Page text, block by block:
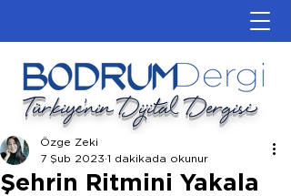
Türkiye'nin Dijital Dergisi
Şehrin Ritmini Yakala
Özge Zeki
7 Şub 2023 1 dakikada okunur